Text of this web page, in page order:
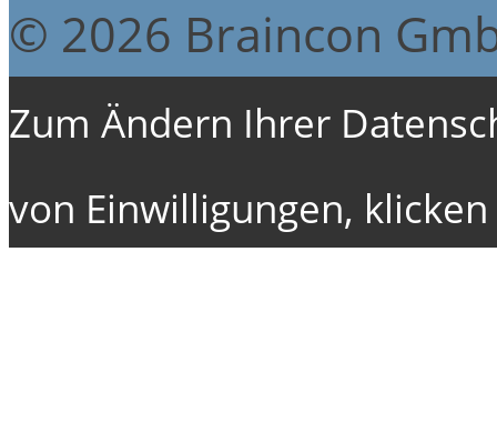
© 2026 Braincon
Zum Ändern Ihrer
von Einwilligungen,